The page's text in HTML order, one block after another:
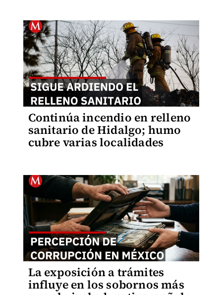
Continúa incendio en relleno
sanitario de Hidalgo; humo
cubre varias localidades
La exposición a trámites
influye en los sobornos más